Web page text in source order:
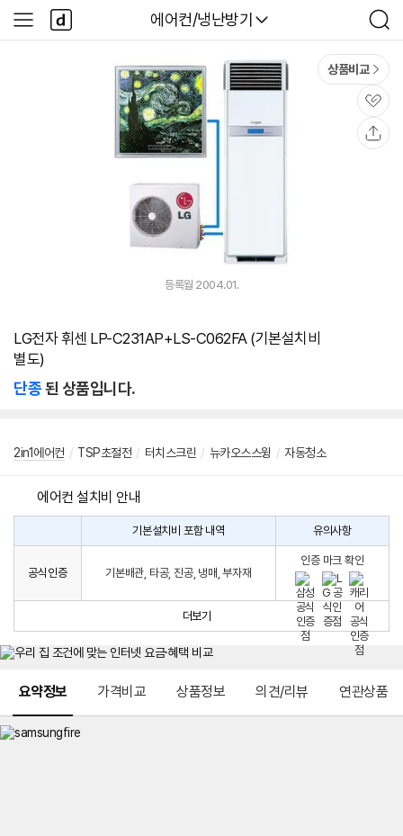
다나와
에어컨/냉난방기
검
색
사
이
다
나
와
상품비교
관
심
등록월 2004.01.
LG전자 휘센 LP-C231AP+LS-C062FA (기본설치비
별도)
단종된 상품입니다.
2in1에어컨 / TSP초절전 / 터치스크린 / 뉴카오스스윙 / 자동청소
에어컨 설치비 안내
구
시
생
는
치
비
컨
설
기본설치비 포함 내역 유의사항
공식인증 기본배관, 타공, 진공, 냉매, 부자재
인증 마크 확인
더보기
요약정보 가격비교 상품정보 의견/리뷰 연관상품